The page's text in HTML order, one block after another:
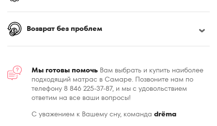
200x210
Возврат без проблем
Мы готовы помочь Вам выбрать и купить наиболее
подходящий матрас в Самаре. Позвоните нам по
телефону 8 846 225-37-87, и мы с удовольствием
ответим на все ваши вопросы!
С уважением к Вашему сну, команда drёma